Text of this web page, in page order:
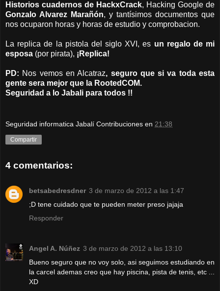
Historios cuadernos de HackxCrack, Hacking Google de
Gonzalo Alvarez Marañón, y tantísimos documentos que
nos ocuparon horas y horas de estudio y comprobacion.
La replica de la pistola del siglo XVI, es un regalo de mi
esposa (por pirata), ¡Replica!
PD: Nos vemos en Alcatraz, seguro que si va toda esta
gente sera mejor que la RootedCOM.
Seguridad a lo Jabali para todos !!
Seguridad informatica Jabalí Contribuciones en 21:38
Compartir
4 comentarios:
betsabedresdner 3 de marzo de 2012 a las 1:47
;D tene cuidado que te pueden meter preso jajaja
Responder
Angel A. Núñez 3 de marzo de 2012 a las 13:10
Bueno seguro que no voy solo, asi seguimos estudiando en
la carcel ademas creo que hay piscina, pista de tenis, etc ...
XD